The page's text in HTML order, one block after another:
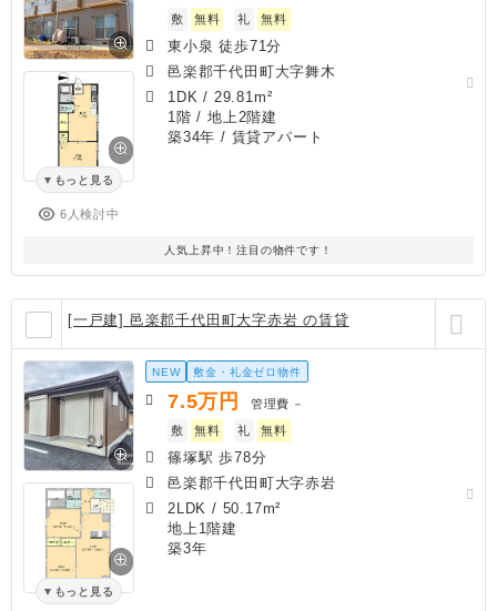
もっと見る
6人検討中
敷 無料 礼 無料
東小泉 徒歩71分
邑楽郡千代田町大字舞木
1DK / 29.81m²
1階 / 地上2階建
築34年 / 賃貸アパート
人気上昇中！注目の物件です！
[一戸建] 邑楽郡千代田町大字赤岩 の賃貸
もっと見る
NEW 敷金・礼金ゼロ物件
7.5万円 管理費 －
敷
無料 礼 無料
篠塚駅 歩78分
邑楽郡千代田町大字赤岩
2LDK / 50.17m²
地上1階建
築3年